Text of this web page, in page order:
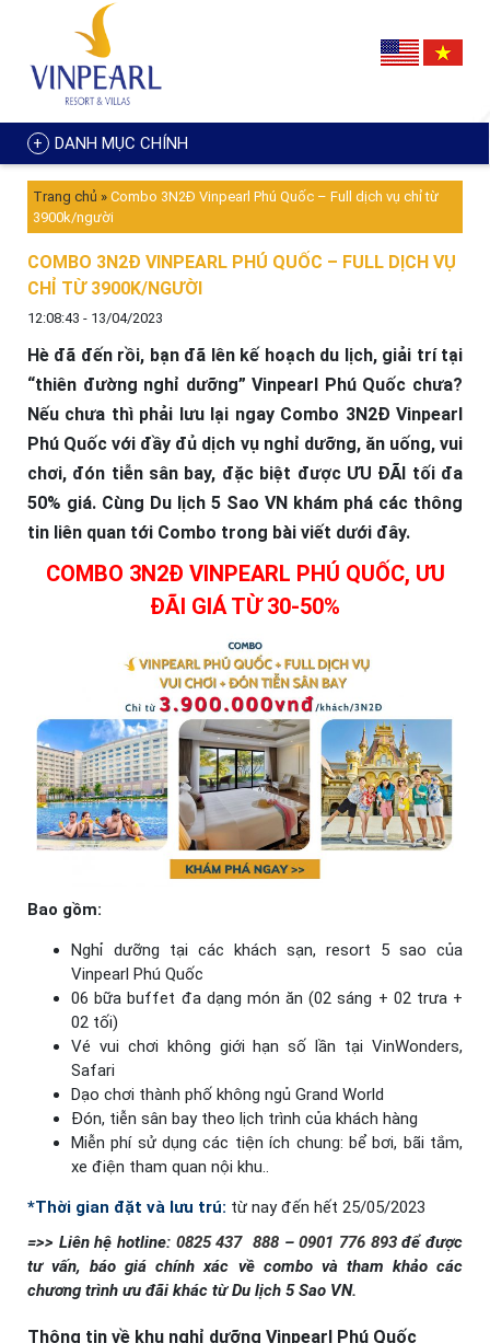
DANH MỤC CHÍNH
Trang chủ » Combo 3N2Đ Vinpearl Phú Quốc – Full dịch vụ chỉ từ
3900k/người
COMBO 3N2Đ VINPEARL PHÚ QUỐC – FULL DỊCH VỤ
CHỈ TỪ 3900K/NGƯỜI
12:08:43 - 13/04/2023
Hè đã đến rồi, bạn đã lên kế hoạch du lịch, giải trí tại
“thiên đường nghỉ dưỡng” Vinpearl Phú Quốc chưa?
Nếu chưa thì phải lưu lại ngay Combo 3N2Đ Vinpearl
Phú Quốc với đầy đủ dịch vụ nghỉ dưỡng, ăn uống, vui
chơi, đón tiễn sân bay, đặc biệt được ƯU ĐÃI tối đa
50% giá. Cùng Du lịch 5 Sao VN khám phá các thông
tin liên quan tới Combo trong bài viết dưới đây.
COMBO 3N2Đ VINPEARL PHÚ QUỐC, ƯU
ĐÃI GIÁ TỪ 30-50%
Bao gồm:
Nghỉ dưỡng tại các khách sạn, resort 5 sao của
Vinpearl Phú Quốc
06 bữa buffet đa dạng món ăn (02 sáng + 02 trưa +
02 tối)
Vé vui chơi không giới hạn số lần tại VinWonders,
Safari
Dạo chơi thành phố không ngủ Grand World
Đón, tiễn sân bay theo lịch trình của khách hàng
Miễn phí sử dụng các tiện ích chung: bể bơi, bãi tắm,
xe điện tham quan nội khu..
*Thời gian đặt và lưu trú: từ nay đến hết 25/05/2023
=>> Liên hệ hotline: 0825 437 888–0901 776 893để được
tư vấn, báo giá chính xác về combo và tham khảo các
chương trình ưu đãi khác từ Du lịch 5 Sao VN.
Thông tin về khu nghỉ dưỡng Vinpearl Phú Quốc